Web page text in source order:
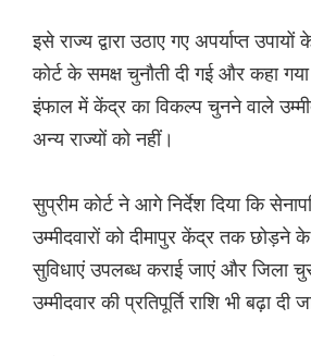
इसे राज्य द्वारा उठाए गए अपर्याप्त
कोर्ट के समक्ष चुनौती दी गई और कहा
इंफाल में केंद्र का विकल्प चुनने वाले
अन्य राज्यों को नहीं।
सुप्रीम कोर्ट ने आगे निर्देश दिया कि
उम्मीदवारों को दीमापुर केंद्र तक छोड़ने
सुविधाएं उपलब्ध कराई जाएं और जिला
उम्मीदवार की प्रतिपूर्ति राशि भी बढ़ा दी